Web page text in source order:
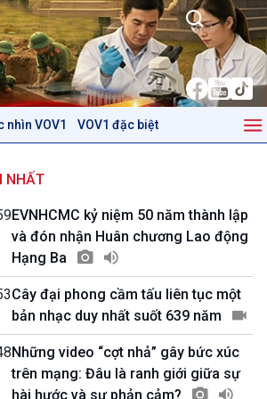
nhìn VOV1 VOV1 đặc biệt
lận
Mùa vàng
Biển đảo Việt Nam
Tâm tình biên giới và hải
Tìm hiểu biển, đảo Việt
Nam
Góc nhìn VOV1
Bình luận
NHẤT
EVNHCMC kỷ niệm 50 năm thành lập
và đón nhận Huân chương Lao động
Hạng Ba
Cây đại phong cầm tấu liên tục một
bản nhạc duy nhất suốt 639 năm
Những video “cợt nhả” gây bức xúc
trên mạng: Đâu là ranh giới giữa sự
hài hước và sự phản cảm?